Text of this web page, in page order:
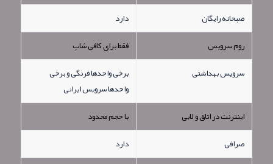
صبحانه رایگان
دارد
روم سرویس
فقط برای کافی شاپ
سرویس بهداشتی
برخی واحدها فرنگی و برخی
واحدها سرویس ایرانی
اینترنت در اتاق و لابی
با حجم محدود
صرافی
دارد